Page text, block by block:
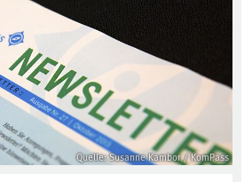
Quelle: Susanne Kambor / KomPass